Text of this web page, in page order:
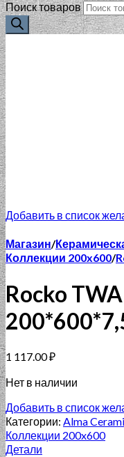
Поиск товаров
Добавить в список
Магазин/
Коллекции 200x600/
Rocko
1 117.00₽
Нет в наличии
Добавить в список
Категории: Alma
Коллекции 200x600
Детали